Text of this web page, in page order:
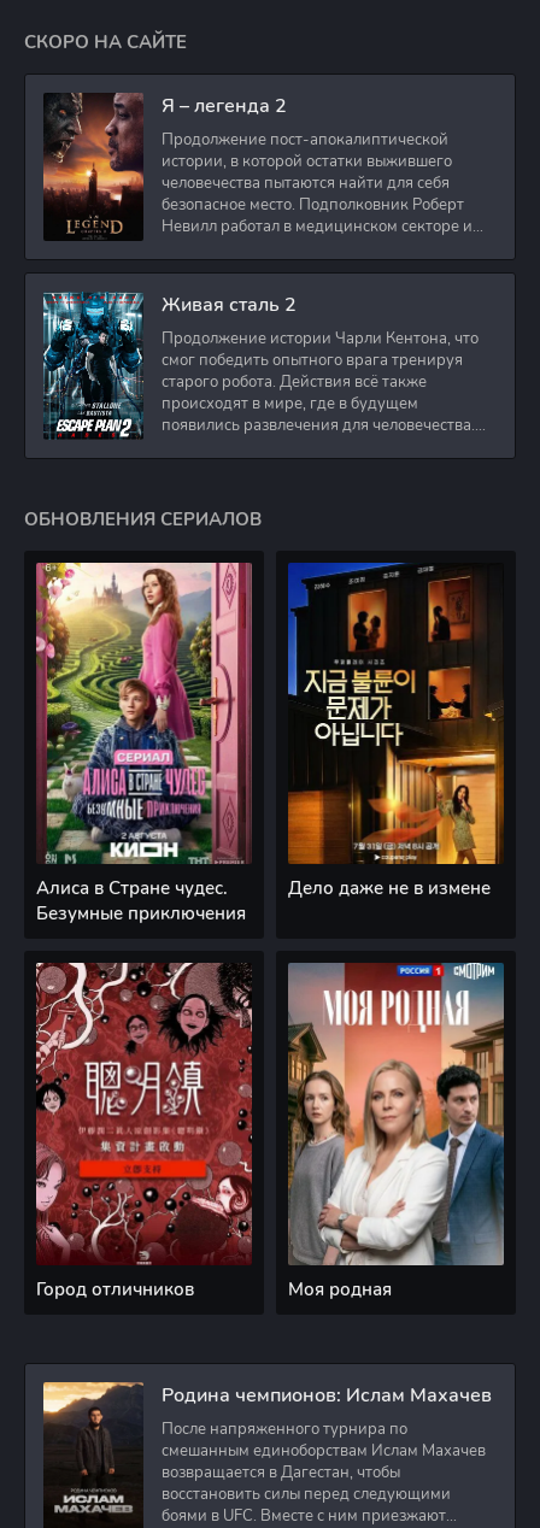
СКОРО НА САЙТЕ
Я – легенда 2
Продолжение пост-апокалиптической
истории, в которой остатки выжившего
человечества пытаются найти для себя
безопасное место. Подполковник Роберт
Невилл работал в медицинском секторе и
Живая сталь 2
Продолжение истории Чарли Кентона, что
смог победить опытного врага тренируя
старого робота. Действия всё также
происходят в мире, где в будущем
появились развлечения для человечества.
ОБНОВЛЕНИЯ СЕРИАЛОВ
Алиса в Стране чудес.
Безумные приключения
Дело даже не в измене
Город отличников Моя родная
Родина чемпионов: Ислам Махачев
После напряженного турнира по
смешанным единоборствам Ислам Махачев
возвращается в Дагестан, чтобы
восстановить силы перед следующими
боями в UFC. Вместе с ним приезжают